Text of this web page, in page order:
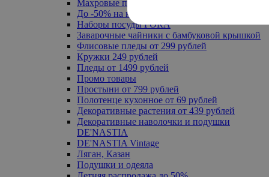
Махровые полотенца
До -50% на ковры
Наборы посуды FORA
Заварочные чайники с бамбуковой крышкой
Флисовые пледы от 299 рублей
Кружки 249 рублей
Пледы от 1499 рублей
Промо товары
Простыни от 799 рублей
Полотенце кухонное от 69 рублей
Декоративные растения от 439 рублей
Декоративные наволочки и подушки
DE'NASTIA
DE'NASTIA Vintage
Ляган, Казан
Подушки и одеяла